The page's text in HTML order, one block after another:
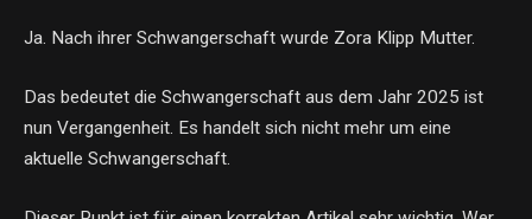
Ja. Nach ihrer Schwangerschaft wurde Zora Klipp Mutter.
Das bedeutet die Schwangerschaft aus dem Jahr 2025 ist
nun Vergangenheit. Es handelt sich nicht mehr um eine
aktuelle Schwangerschaft.